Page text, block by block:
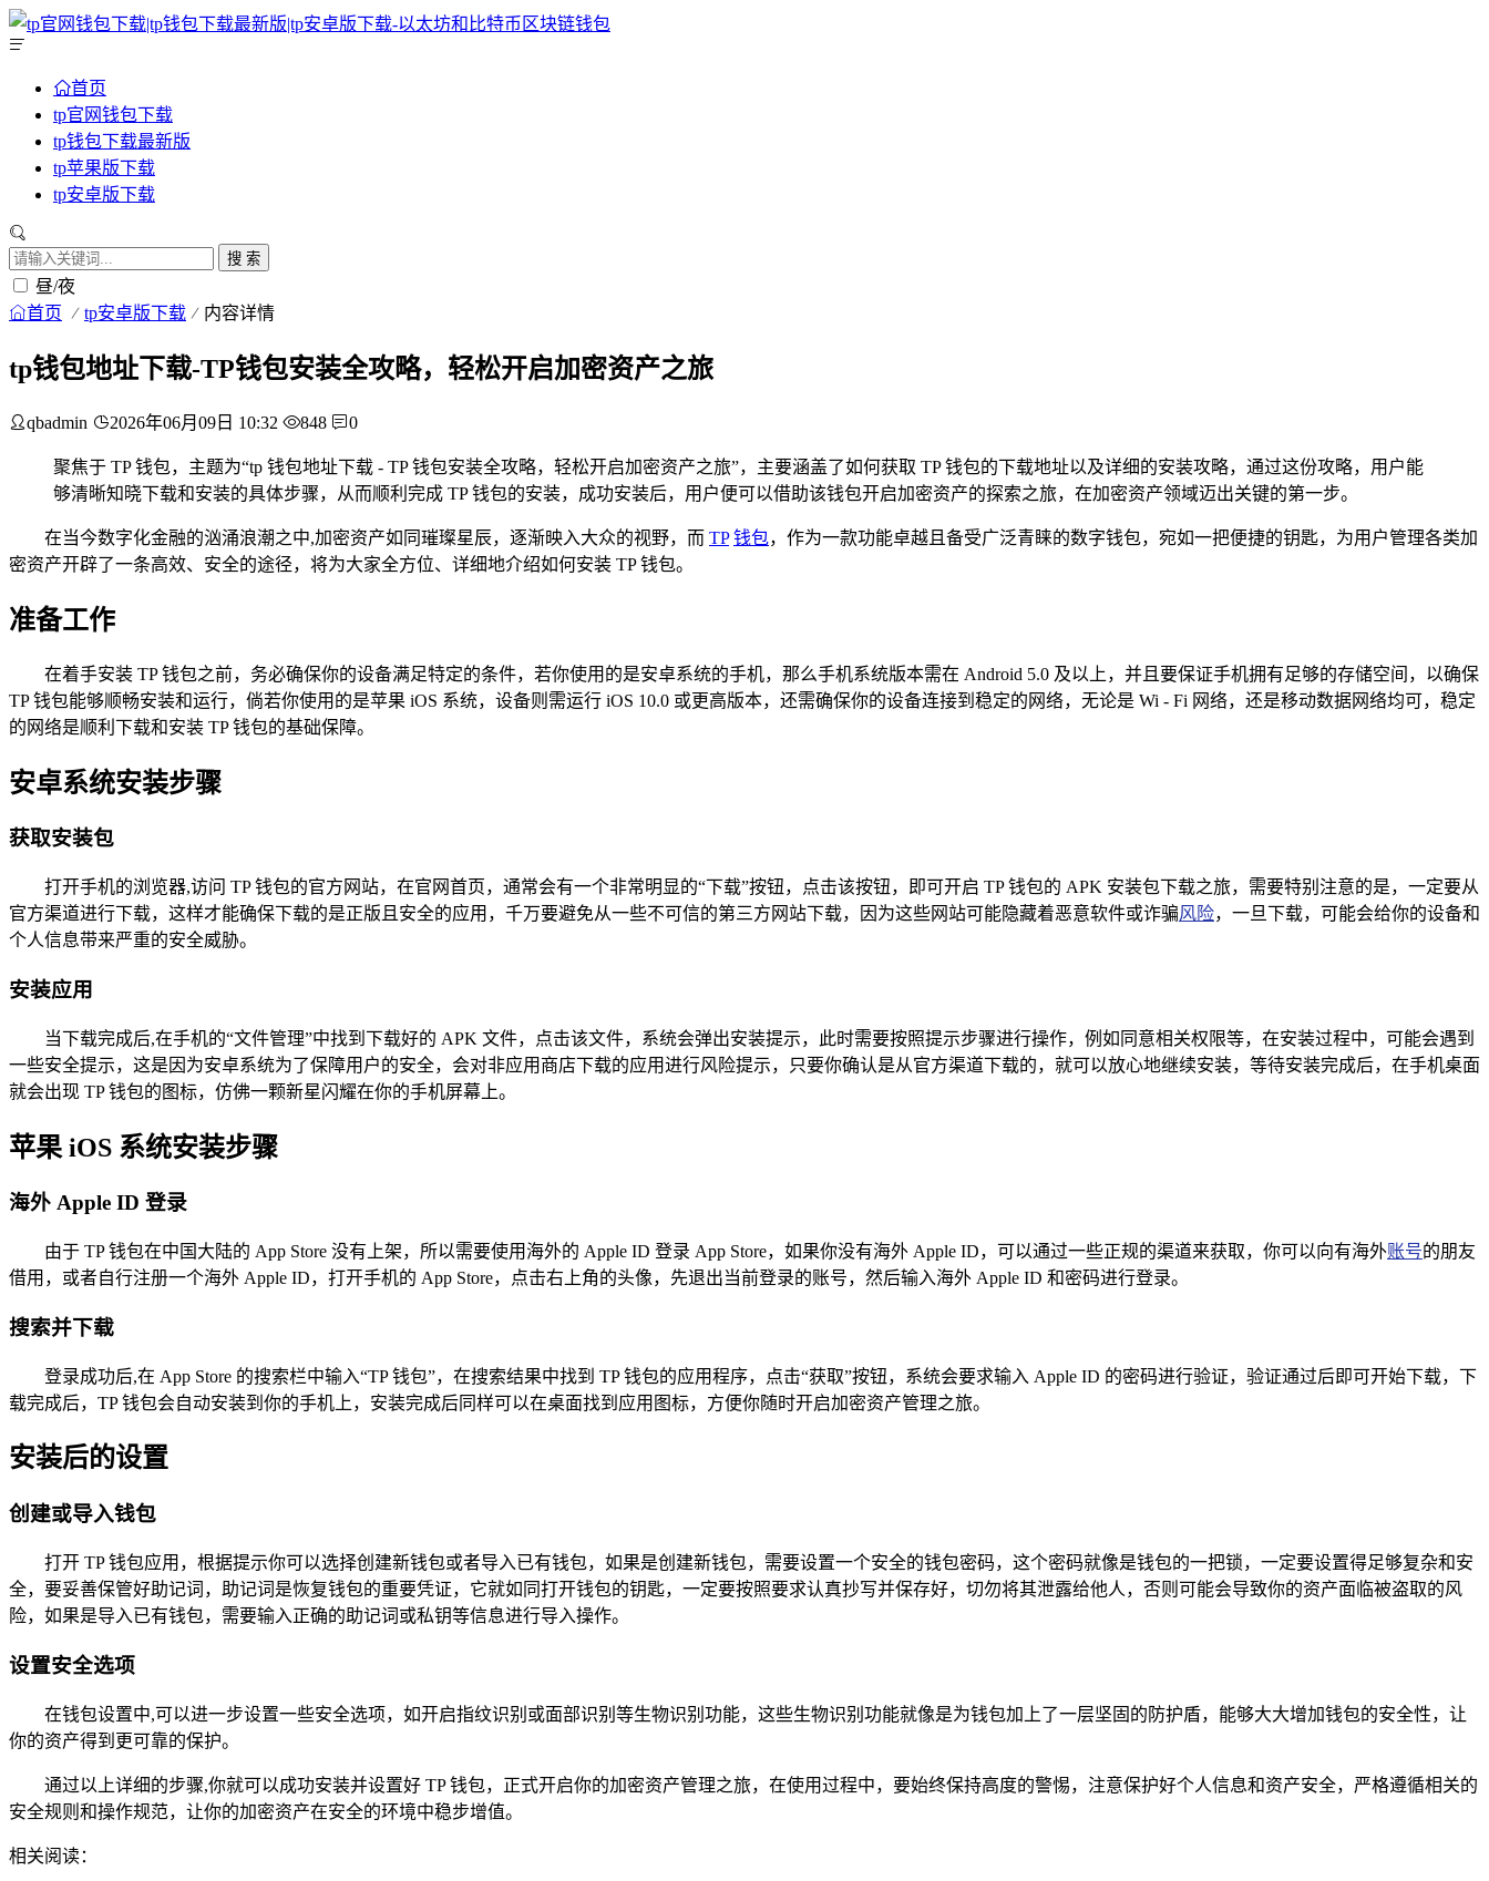
首页
tp官网钱包下载
tp钱包下载最新版
tp苹果版下载
tp安卓版下载
搜 索
昼/夜
首页 tp安卓版下载 内容详情
tp钱包地址下载-TP钱包安装全攻略，轻松开启加密资产之旅
qbadmin 2026年06月09日 10:32 848 0
聚焦于 TP 钱包，主题为“tp 钱包地址下载 - TP 钱包安装全攻略，轻松开启加密资产之旅”，主要涵盖了如何获取 TP 钱包的下载地址以及详细的安装攻略，通过这份攻略，用户能
够清晰知晓下载和安装的具体步骤，从而顺利完成 TP 钱包的安装，成功安装后，用户便可以借助该钱包开启加密资产的探索之旅，在加密资产领域迈出关键的第一步。
在当今数字化金融的汹涌浪潮之中,加密资产如同璀璨星辰，逐渐映入大众的视野，而 TP 钱包，作为一款功能卓越且备受广泛青睐的数字钱包，宛如一把便捷的钥匙，为用户管理各类加
密资产开辟了一条高效、安全的途径，将为大家全方位、详细地介绍如何安装 TP 钱包。
准备工作
在着手安装 TP 钱包之前，务必确保你的设备满足特定的条件，若你使用的是安卓系统的手机，那么手机系统版本需在 Android 5.0 及以上，并且要保证手机拥有足够的存储空间，以确保
TP 钱包能够顺畅安装和运行，倘若你使用的是苹果 iOS 系统，设备则需运行 iOS 10.0 或更高版本，还需确保你的设备连接到稳定的网络，无论是 Wi - Fi 网络，还是移动数据网络均可，稳定
的网络是顺利下载和安装 TP 钱包的基础保障。
安卓系统安装步骤
获取安装包
打开手机的浏览器,访问 TP 钱包的官方网站，在官网首页，通常会有一个非常明显的“下载”按钮，点击该按钮，即可开启 TP 钱包的 APK 安装包下载之旅，需要特别注意的是，一定要从
官方渠道进行下载，这样才能确保下载的是正版且安全的应用，千万要避免从一些不可信的第三方网站下载，因为这些网站可能隐藏着恶意软件或诈骗风险，一旦下载，可能会给你的设备和
个人信息带来严重的安全威胁。
安装应用
当下载完成后,在手机的“文件管理”中找到下载好的 APK 文件，点击该文件，系统会弹出安装提示，此时需要按照提示步骤进行操作，例如同意相关权限等，在安装过程中，可能会遇到
一些安全提示，这是因为安卓系统为了保障用户的安全，会对非应用商店下载的应用进行风险提示，只要你确认是从官方渠道下载的，就可以放心地继续安装，等待安装完成后，在手机桌面
就会出现 TP 钱包的图标，仿佛一颗新星闪耀在你的手机屏幕上。
苹果 iOS 系统安装步骤
海外 Apple ID 登录
由于 TP 钱包在中国大陆的 App Store 没有上架，所以需要使用海外的 Apple ID 登录 App Store，如果你没有海外 Apple ID，可以通过一些正规的渠道来获取，你可以向有海外账号的朋友
借用，或者自行注册一个海外 Apple ID，打开手机的 App Store，点击右上角的头像，先退出当前登录的账号，然后输入海外 Apple ID 和密码进行登录。
搜索并下载
登录成功后,在 App Store 的搜索栏中输入“TP 钱包”，在搜索结果中找到 TP 钱包的应用程序，点击“获取”按钮，系统会要求输入 Apple ID 的密码进行验证，验证通过后即可开始下载，下
载完成后，TP 钱包会自动安装到你的手机上，安装完成后同样可以在桌面找到应用图标，方便你随时开启加密资产管理之旅。
安装后的设置
创建或导入钱包
打开 TP 钱包应用，根据提示你可以选择创建新钱包或者导入已有钱包，如果是创建新钱包，需要设置一个安全的钱包密码，这个密码就像是钱包的一把锁，一定要设置得足够复杂和安
全，要妥善保管好助记词，助记词是恢复钱包的重要凭证，它就如同打开钱包的钥匙，一定要按照要求认真抄写并保存好，切勿将其泄露给他人，否则可能会导致你的资产面临被盗取的风
险，如果是导入已有钱包，需要输入正确的助记词或私钥等信息进行导入操作。
设置安全选项
在钱包设置中,可以进一步设置一些安全选项，如开启指纹识别或面部识别等生物识别功能，这些生物识别功能就像是为钱包加上了一层坚固的防护盾，能够大大增加钱包的安全性，让
你的资产得到更可靠的保护。
通过以上详细的步骤,你就可以成功安装并设置好 TP 钱包，正式开启你的加密资产管理之旅，在使用过程中，要始终保持高度的警惕，注意保护好个人信息和资产安全，严格遵循相关的
安全规则和操作规范，让你的加密资产在安全的环境中稳步增值。
相关阅读：